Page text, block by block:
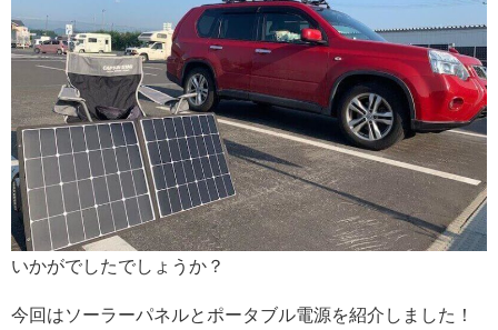
いかがでしたでしょうか？
今回はソーラーパネルとポータブル電源を紹介しました！